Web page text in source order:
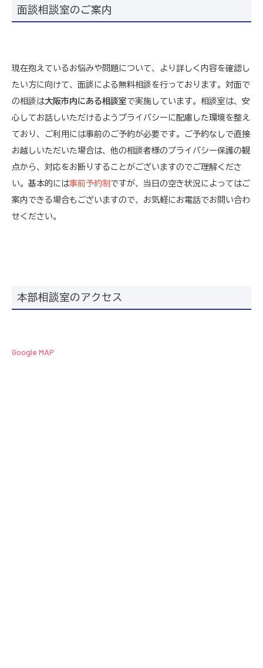
面談相談室のご案内
現在抱えているお悩みや問題について、より詳しく内容を確認し
たい方に向けて、面談による無料相談を行っております。対面で
の相談は大阪市内にある相談室で実施しています。相談室は、安
心してお話しいただけるようプライバシーに配慮した環境を整え
ており、ご利用には事前のご予約が必要です。ご予約なしで直接
お越しいただいた場合は、他の相談者様のプライバシー保護の観
点から、対応をお断りすることがございますのでご理解くださ
い。基本的には事前予約制ですが、当日の空き状況によってはご
案内できる場合もございますので、お気軽にお電話でお問い合わ
せください。
本部相談室のアクセス
Google MAP